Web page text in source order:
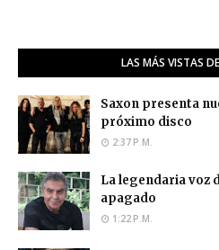
LAS MÁS VISTAS
Saxon presenta
próximo disco
2:37 P.M.
La legendaria voz
apagado
1:22 P.M.